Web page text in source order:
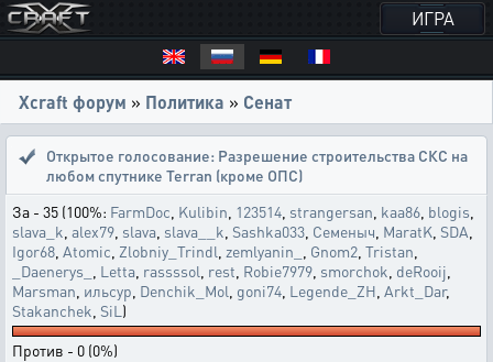
ИГРА
Xcraft форум » Политика » Сенат
Открытое голосование: Разрешение строительства СКС на
любом спутнике Terran (кроме ОПС)
За - 35 (100%: FarmDoc Kulibin 123514 strangersan kaa86 blogis
slava_k alex79 slava slava__k Sashka033 Семеныч MaratK SDA
Igor68 Atomic Zlobniy_Trindl zemlyanin_ Gnom2 Tristan
_Daenerys_
Letta rassssol rest Robie7979 smorchok deRooij
Marsman ильсур Denchik_Mol goni74 Legende_ZH Arkt_Dar,
Stakanchek SiL )
Против - 0 (0%)